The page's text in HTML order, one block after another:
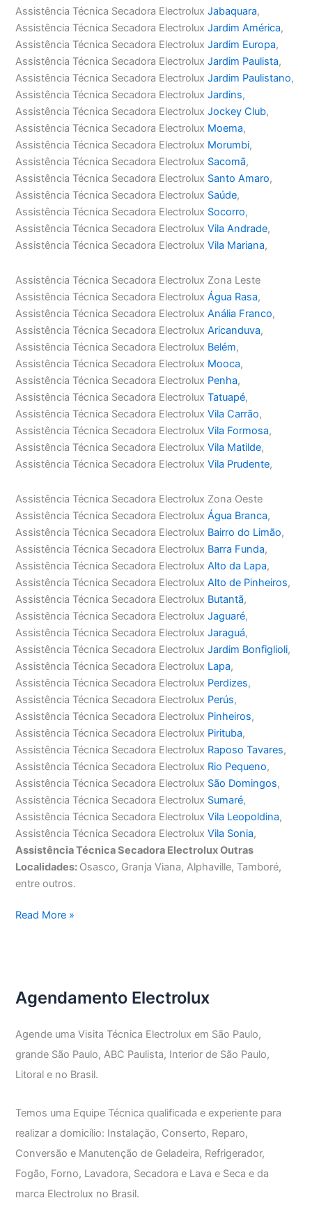
Assistência Técnica Secadora ElectroluxJabaquara,
Assistência Técnica Secadora ElectroluxJardim América,
Assistência Técnica Secadora ElectroluxJardim Europa,
Assistência Técnica Secadora ElectroluxJardim Paulista,
Assistência Técnica Secadora ElectroluxJardim Paulistano,
Assistência Técnica Secadora ElectroluxJardins,
Assistência Técnica Secadora ElectroluxJockey Club,
Assistência Técnica Secadora Electrolux Moema,
Assistência Técnica Secadora Electrolux Morumbi,
Assistência Técnica Secadora Electrolux Sacomã,
Assistência Técnica Secadora Electrolux Santo Amaro,
Assistência Técnica Secadora Electrolux Saúde,
Assistência Técnica Secadora Electrolux Socorro,
Assistência Técnica Secadora ElectroluxVila Andrade,
Assistência Técnica Secadora ElectroluxVila Mariana,
Assistência Técnica Secadora Electrolux Zona Leste
Assistência Técnica Secadora ElectroluxÁgua Rasa,
Assistência Técnica Secadora ElectroluxAnália Franco,
Assistência Técnica Secadora ElectroluxAricanduva,
Assistência Técnica Secadora Electrolux Belém,
Assistência Técnica Secadora Electrolux Mooca,
Assistência Técnica Secadora Electrolux Penha,
Assistência Técnica Secadora ElectroluxTatuapé,
Assistência Técnica Secadora ElectroluxVila Carrão,
Assistência Técnica Secadora ElectroluxVila Formosa,
Assistência Técnica Secadora ElectroluxVila Matilde,
Assistência Técnica Secadora ElectroluxVila Prudente,
Assistência Técnica Secadora Electrolux Zona Oeste
Assistência Técnica Secadora ElectroluxÁgua Branca,
Assistência Técnica Secadora Electrolux Bairro do Limão,
Assistência Técnica Secadora Electrolux Barra Funda,
Assistência Técnica Secadora ElectroluxAlto da Lapa,
Assistência Técnica Secadora ElectroluxAlto de Pinheiros,
Assistência Técnica Secadora Electrolux Butantã,
Assistência Técnica Secadora ElectroluxJaguaré,
Assistência Técnica Secadora ElectroluxJaraguá,
Assistência Técnica Secadora ElectroluxJardim Bonfiglioli,
Assistência Técnica Secadora Electrolux Lapa,
Assistência Técnica Secadora Electrolux Perdizes,
Assistência Técnica Secadora Electrolux Perús,
Assistência Técnica Secadora Electrolux Pinheiros,
Assistência Técnica Secadora Electrolux Pirituba,
Assistência Técnica Secadora Electrolux Raposo Tavares,
Assistência Técnica Secadora Electrolux Rio Pequeno,
Assistência Técnica Secadora Electrolux São Domingos,
Assistência Técnica Secadora Electrolux Sumaré,
Assistência Técnica Secadora ElectroluxVila Leopoldina,
Assistência Técnica Secadora ElectroluxVila Sonia,
Assistência Técnica Secadora Electrolux Outras
Localidades: Osasco, Granja Viana, Alphaville, Tamboré,
entre outros.
Assistência
Read More »
Agendamento Electrolux
Agende uma Visita Técnica Electrolux em São Paulo,
grande São Paulo, ABC Paulista, Interior de São Paulo,
Litoral e no Brasil.
Temos uma Equipe Técnica qualificada e experiente para
realizar a domicílio: Instalação, Conserto, Reparo,
Conversão e Manutenção de Geladeira, Refrigerador,
Fogão, Forno, Lavadora, Secadora e Lava e Seca e da
marca Electrolux no Brasil.